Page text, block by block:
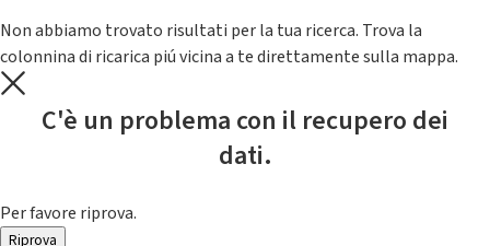
Non abbiamo trovato risultati per la tua ricerca. Trova la
colonnina di ricarica piú vicina a te direttamente sulla mappa.
C'è un problema con il recupero dei
dati.
Per favore riprova.
Riprova